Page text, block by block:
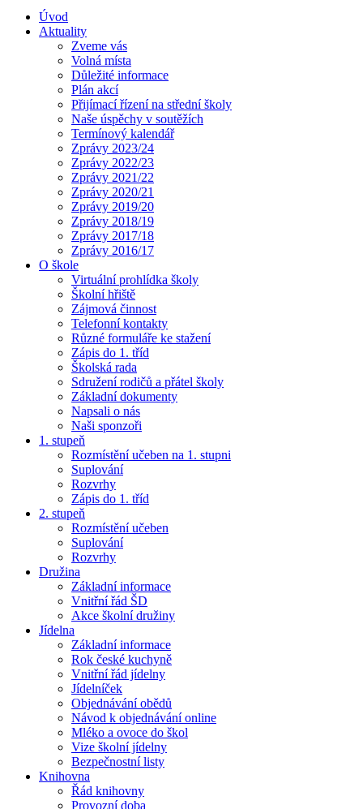
Úvod
Aktuality
Zveme vás
Volná místa
Důležité informace
Plán akcí
Přijímací řízení na střední školy
Naše úspěchy v soutěžích
Termínový kalendář
Zprávy 2023/24
Zprávy 2022/23
Zprávy 2021/22
Zprávy 2020/21
Zprávy 2019/20
Zprávy 2018/19
Zprávy 2017/18
Zprávy 2016/17
O škole
Virtuální prohlídka školy
Školní hřiště
Zájmová činnost
Telefonní kontakty
Různé formuláře ke stažení
Zápis do 1. tříd
Školská rada
Sdružení rodičů a přátel školy
Základní dokumenty
Napsali o nás
Naši sponzoři
1. stupeň
Rozmístění učeben na 1. stupni
Suplování
Rozvrhy
Zápis do 1. tříd
2. stupeň
Rozmístění učeben
Suplování
Rozvrhy
Družina
Základní informace
Vnitřní řád ŠD
Akce školní družiny
Jídelna
Základní informace
Rok české kuchyně
Vnitřní řád jídelny
Jídelníček
Objednávání obědů
Návod k objednávání online
Mléko a ovoce do škol
Vize školní jídelny
Bezpečnostní listy
Knihovna
Řád knihovny
Provozní doba